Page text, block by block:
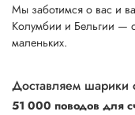
Мы заботимся о вас и
Колумбии и Бельгии —
маленьких.
Доставляем шарики
51 000 поводов для